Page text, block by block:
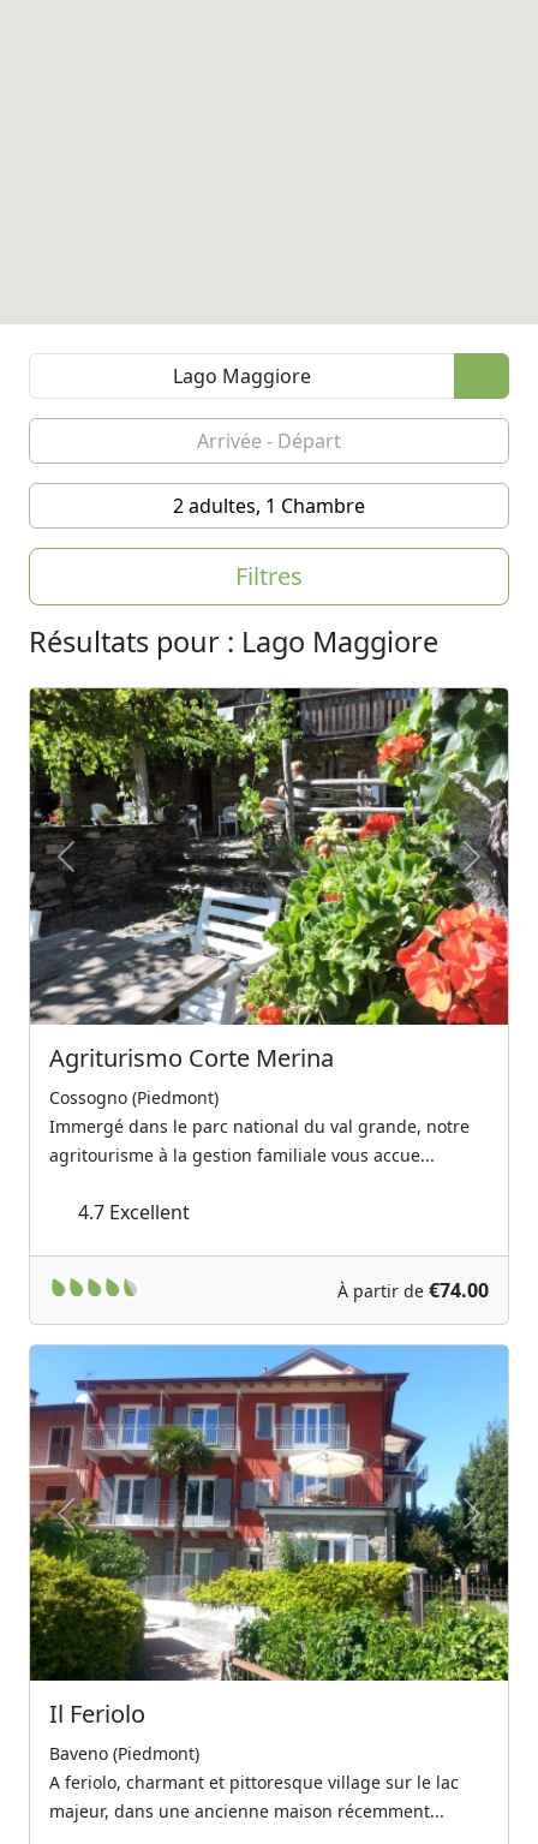
2 adultes, 1 Chambre
Filtres
Résultats pour : Lago Maggiore
Previous Next
Agriturismo Corte Merina
Cossogno (Piedmont)
Immergé dans le parc national du val grande, notre
agritourisme à la gestion familiale vous accue...
4.7 Excellent
À partir de €74.00
Previous Next
Il Feriolo
Baveno (Piedmont)
A feriolo, charmant et pittoresque village sur le lac
majeur, dans une ancienne maison récemment...